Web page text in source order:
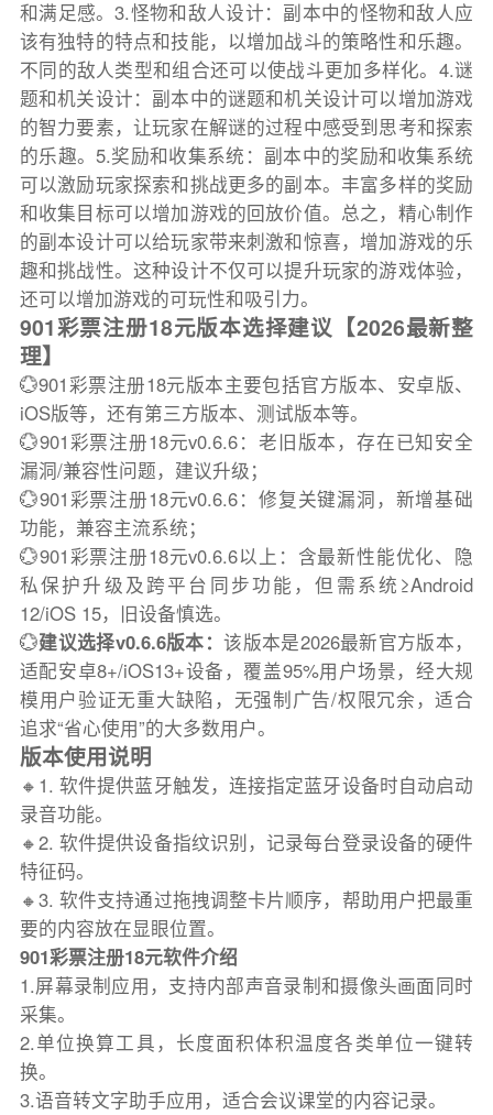
和满足感。3.怪物和敌人设计：副本中的怪物和敌人应
该有独特的特点和技能，以增加战斗的策略性和乐趣。
不同的敌人类型和组合还可以使战斗更加多样化。4.谜
题和机关设计：副本中的谜题和机关设计可以增加游戏
的智力要素，让玩家在解谜的过程中感受到思考和探索
的乐趣。5.奖励和收集系统：副本中的奖励和收集系统
可以激励玩家探索和挑战更多的副本。丰富多样的奖励
和收集目标可以增加游戏的回放价值。总之，精心制作
的副本设计可以给玩家带来刺激和惊喜，增加游戏的乐
趣和挑战性。这种设计不仅可以提升玩家的游戏体验，
还可以增加游戏的可玩性和吸引力。
901彩票注册18元版本选择建议【2026最新整
理】
💮901彩票注册18元版本主要包括官方版本、安卓版、
iOS版等，还有第三方版本、测试版本等。
💮901彩票注册18元v0.6.6：老旧版本，存在已知安全
漏洞/兼容性问题，建议升级；
💮901彩票注册18元v0.6.6：修复关键漏洞，新增基础
功能，兼容主流系统；
💮901彩票注册18元v0.6.6以上：含最新性能优化、隐
私保护升级及跨平台同步功能，但需系统≥Android
12/iOS 15，旧设备慎选。
💮建议选择v0.6.6版本：该版本是2026最新官方版本，
适配安卓8+/iOS13+设备，覆盖95%用户场景，经大规
模用户验证无重大缺陷，无强制广告/权限冗余，适合
追求“省心使用”的大多数用户。
版本使用说明
🔸1. 软件提供蓝牙触发，连接指定蓝牙设备时自动启动
录音功能。
🔸2. 软件提供设备指纹识别，记录每台登录设备的硬件
特征码。
🔸3. 软件支持通过拖拽调整卡片顺序，帮助用户把最重
要的内容放在显眼位置。
901彩票注册18元软件介绍
1.屏幕录制应用，支持内部声音录制和摄像头画面同时
采集。
2.单位换算工具，长度面积体积温度各类单位一键转
换。
3.语音转文字助手应用，适合会议课堂的内容记录。